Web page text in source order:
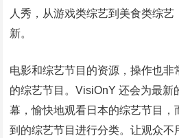
人秀，从游戏类综艺到美食类综
新。
电影和综艺节目的资源，操作也非
的综艺节目。VisiOnY 还会为最新
幕，愉快地观看日本的综艺节目，
到的综艺节目进行分类。让观众不